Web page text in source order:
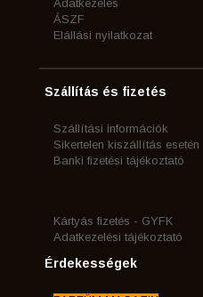
Adatkezelés
ÁSZF
Elállási nyilatkozat
Szállítás és fizetés
Szállítási információk
Sikertelen kiszállítás esetén
Banki fizetési tájékoztató
Kártyás fizetés - GYFK
Adatkezelési tájékoztató
Érdekességek